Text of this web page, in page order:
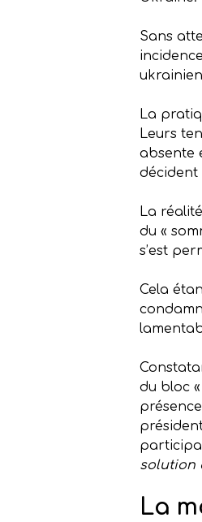
Sans
La
Leurs
absente
décident
La
du «
s’est
Cela
du bloc
solution
La